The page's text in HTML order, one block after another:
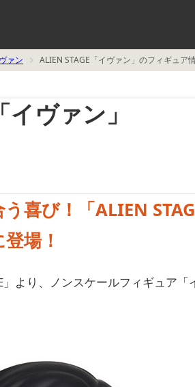
ァン
ALIEN STAGE「イヴァン」のフィギュア
ヴァン」
喜び！「ALIEN
場！
」より、ノンスケールフィギュア